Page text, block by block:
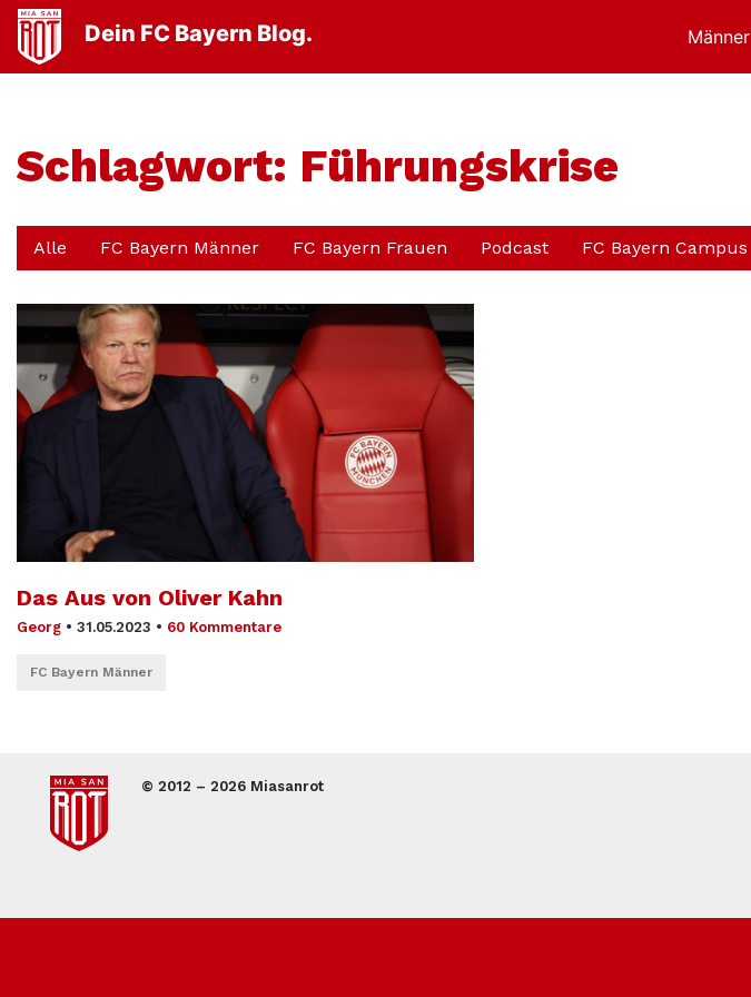
Dein FC Bayern Blog. Männer
Schlagwort: Führungskrise
Alle FC Bayern Männer FC Bayern Frauen Podcast FC Bayern Campus
Das Aus von Oliver Kahn
Georg • 31.05.2023 • 60 Kommentare
FC Bayern Männer
© 2012 – 2026 Miasanrot